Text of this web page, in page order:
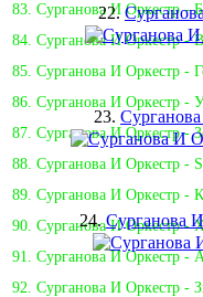
83. Сурганова И Оркестр -
84. Сурганова И Оркестр -
85. Сурганова И Оркестр -
86. Сурганова И Оркестр -
87. Сурганова И Оркестр -
88. Сурганова И Оркестр -
89. Сурганова И Оркестр -
90. Сурганова И Оркестр -
91. Сурганова И Оркестр -
92. Сурганова И Оркестр -
22.
23.
24.Сурганова